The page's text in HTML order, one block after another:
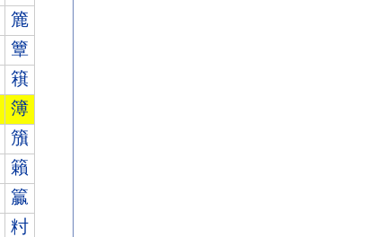
簏
簟
簯
簿
籏
籟
籯
籿